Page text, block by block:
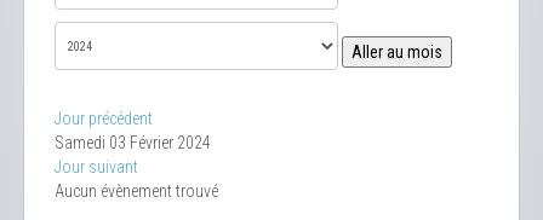
Aller au mois
Jour précédent
Samedi 03 Février 2024
Jour suivant
Aucun évènement trouvé